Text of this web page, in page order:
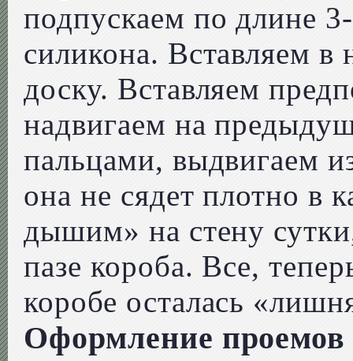
подпускаем по длине
силикона. Вставляем
доску. Вставляем
надвигаем на
пальцами, выдвигаем
она не сядет плотно в
дышим» на стену
пазе короба. Все,
коробе осталась
Оформление проемов